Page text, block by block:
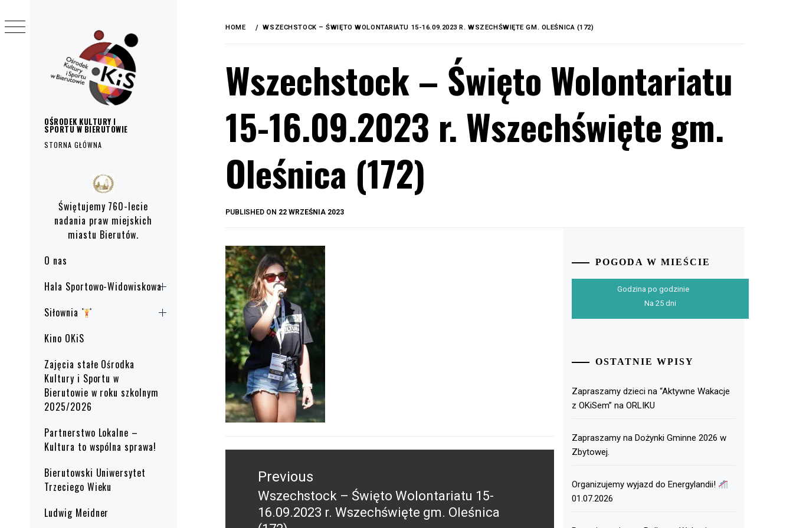
OŚRODEK KULTURY I
SPORTU W BIERUTOWIE
STORNA GŁÓWNA
Świętujemy 760-lecie
nadania praw miejskich
miastu Bierutów.
O nas
Hala Sportowo-Widowiskowa
Siłownia
Kino OKiS
Zajęcia stałe Ośrodka
Kultury i Sportu w
Bierutowie w roku szkolnym
2025/2026
Partnerstwo Lokalne –
Kultura to wspólna sprawa!
Bierutowski Uniwersytet
Trzeciego Wieku
Ludwig Meidner
HOME WSZECHSTOCK – ŚWIĘTO WOLONTARIATU 15-16.09.2023 R. WSZECHŚWIĘTE GM. OLEŚNICA (172)
Wszechstock – Święto Wolontariatu
15-16.09.2023 r. Wszechświęte gm.
Oleśnica (172)
PUBLISHED ON 22 WRZEŚNIA 2023
wpisuPrevious
Previous
post:
Wszechstock – Święto Wolontariatu 15-
16.09.2023 r. Wszechświęte gm. Oleśnica
POGODA W MIEŚCIE
Godzina po godzinie
Na 25 dni
OSTATNIE WPISY
Zapraszamy dzieci na “Aktywne Wakacje
z OKiSem” na ORLIKU
Zapraszamy na Dożynki Gminne 2026 w
Zbytowej.
Organizujemy wyjazd do Energylandii!
01.07.2026